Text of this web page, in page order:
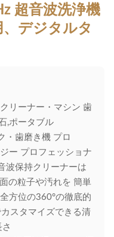
超音波洗浄機
デジタルタ
リーナー・マシン 歯
,ポータブル
・歯磨き機 プロ
ー プロフェッショナ
波保持クリーナーは
の粒子や汚れを 簡単
方位の360°の徹底的
スタマイズできる清